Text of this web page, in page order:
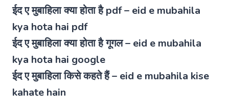
ईद ए मुबाहिला क्या होता है pdf – eid e mubahila
kya hota hai pdf
ईद ए मुबाहिला क्या होता है गूगल – eid e mubahila
kya hota hai google
ईद ए मुबाहिला किसे कहते हैं – eid e mubahila kise
kahate hain